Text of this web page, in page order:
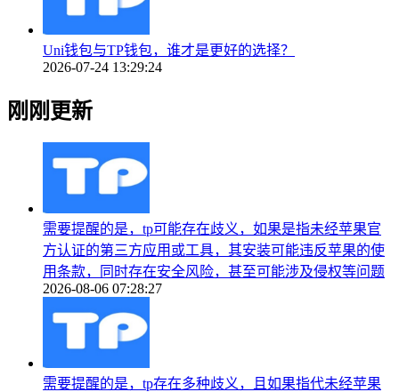
Uni钱包与TP钱包，谁才是更好的选择？
2026-07-24 13:29:24
刚刚更新
需要提醒的是，tp可能存在歧义，如果是指未经苹果官
方认证的第三方应用或工具，其安装可能违反苹果的使
用条款，同时存在安全风险，甚至可能涉及侵权等问题
2026-08-06 07:28:27
需要提醒的是，tp存在多种歧义，且如果指代未经苹果